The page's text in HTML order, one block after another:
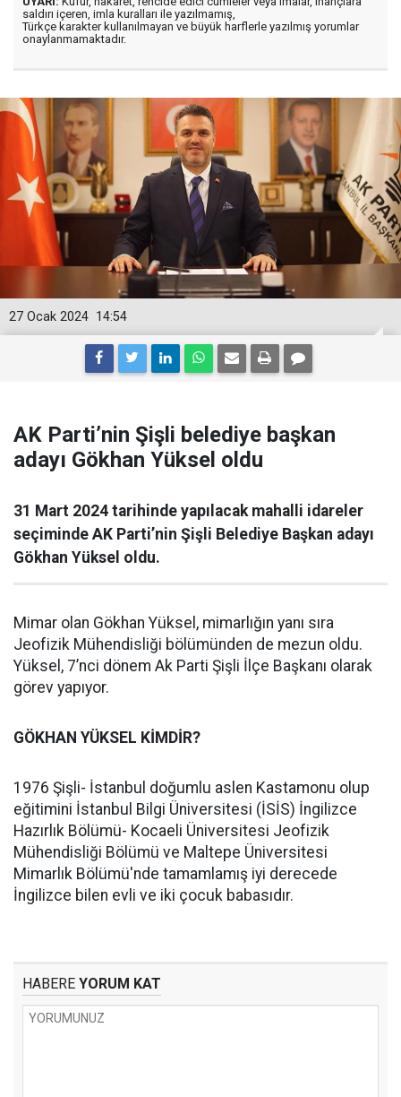
saldırı içeren, imla kuralları ile yazılmamış,
Türkçe karakter kullanılmayan ve büyük harflerle yazılmış yorumlar
onaylanmamaktadır.
14:54
27 Ocak 2024
AK Parti’nin Şişli belediye başkan
adayı Gökhan Yüksel oldu
31 Mart 2024 tarihinde yapılacak mahalli idareler
seçiminde AK Parti’nin Şişli Belediye Başkan adayı
Gökhan Yüksel oldu.
Mimar olan Gökhan Yüksel, mimarlığın yanı sıra
Jeofizik Mühendisliği bölümünden de mezun oldu.
Yüksel, 7’nci dönem Ak Parti Şişli İlçe Başkanı olarak
görev yapıyor.
GÖKHAN YÜKSEL KİMDİR?
1976 Şişli- İstanbul doğumlu aslen Kastamonu olup
eğitimini İstanbul Bilgi Üniversitesi (İSİS) İngilizce
Hazırlık Bölümü- Kocaeli Üniversitesi Jeofizik
Mühendisliği Bölümü ve Maltepe Üniversitesi
Mimarlık Bölümü'nde tamamlamış iyi derecede
İngilizce bilen evli ve iki çocuk babasıdır.
HABERE YORUM KAT